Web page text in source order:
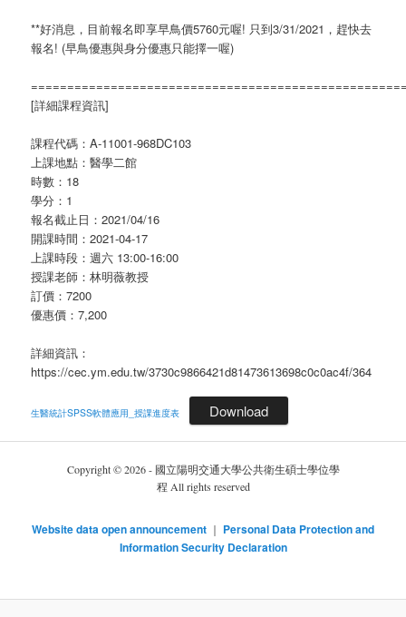
**好消息，目前報名即享早鳥價5760元喔! 只到3/31/2021，趕快去
報名! (早鳥優惠與身分優惠只能擇一喔)
[詳細課程資訊]
課程代碼：A-11001-968DC103
上課地點：醫學二館
時數：18
學分：1
報名截止日：2021/04/16
開課時間：2021-04-17
上課時段：週六 13:00-16:00
授課老師：林明薇教授
訂價：7200
優惠價：7,200
詳細資訊：
https://cec.ym.edu.tw/3730c9866421d81473613698c0c0ac4f/364
生醫統計SPSS軟體應用_授課進度表 Download
Copyright © 2026 - 國立陽明交通大學公共衛生碩士學位學
程 All rights reserved
Website data open announcement ｜ Personal Data Protection and
Information Security Declaration